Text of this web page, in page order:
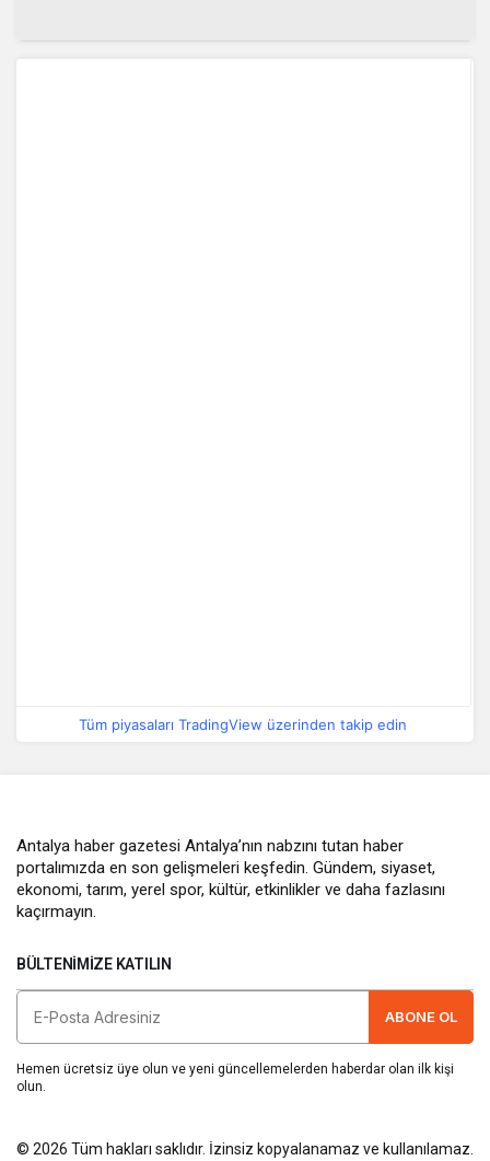
Tüm piyasaları TradingView üzerinden takip edin
Antalya haber gazetesi Antalya’nın nabzını tutan haber
portalımızda en son gelişmeleri keşfedin. Gündem, siyaset,
ekonomi, tarım, yerel spor, kültür, etkinlikler ve daha fazlasını
kaçırmayın.
BÜLTENIMIZE KATILIN
ABONE OL
Hemen ücretsiz üye olun ve yeni güncellemelerden haberdar olan ilk kişi
olun.
© 2026 Tüm hakları saklıdır. İzinsiz kopyalanamaz ve kullanılamaz.